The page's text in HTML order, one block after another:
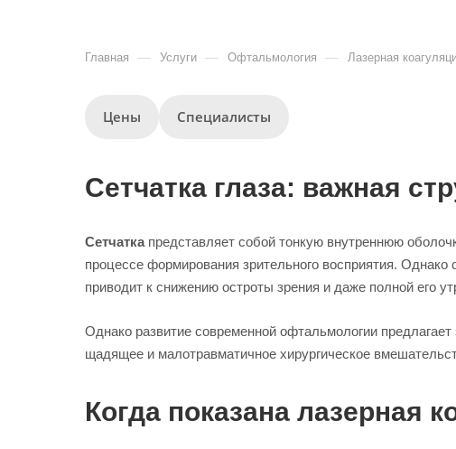
Главная — Услуги — Офтальмология — Лазерная
Цены Специалисты
Сетчатка глаза: важная
Сетчаткапредставляет собой тонкую внутреннюю
процессе формирования зрительного восприятия.
приводит к снижению остроты зрения и даже полной его
Однако развитие современной офтальмологии
щадящее и малотравматичное хирургическое
Когда показана лазерная